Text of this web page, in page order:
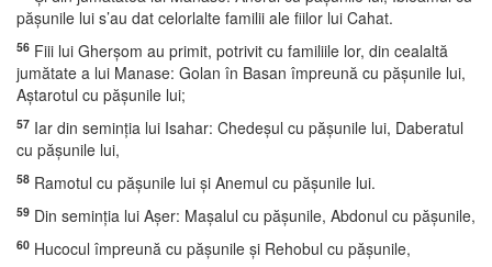
păşunile lui s’au dat celorlalte familii ale fiilor lui Cahat.
56 Fiii lui Gherşom au primit, potrivit cu familiile lor, din cealaltă
jumătate a lui Manase: Golan în Basan împreună cu păşunile lui,
Aştarotul cu păşunile lui;
57 Iar din seminţia lui Isahar: Chedeşul cu păşunile lui, Daberatul
cu păşunile lui,
58 Ramotul cu păşunile lui şi Anemul cu păşunile lui.
59 Din seminţia lui Aşer: Maşalul cu păşunile, Abdonul cu păşunile,
60 Hucocul împreună cu păşunile şi Rehobul cu păşunile,